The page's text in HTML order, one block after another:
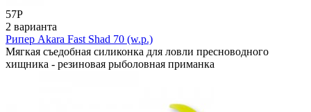
57Р
2 варианта
Рипер Akara Fast Shad 70 (w.p.)
Мягкая съедобная силиконка для ловли пресноводного
хищника - резиновая рыболовная приманка